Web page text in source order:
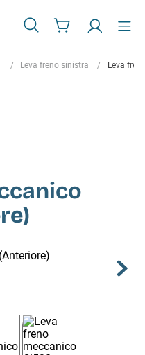
Leva freno sinistra Leva